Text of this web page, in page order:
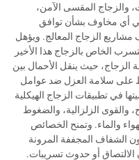
والزجاج المقسى الآمن،
أي مخاوف بشأن توافق
مشاريع الزجاج المعالج. ويؤهل
الخاص بالزجاج هذا الأخير
حيث ينقل الأحمال بين
على سلامة العزل ضد عوامل
في تطبيقات الزجاج الهيكلية
والقوى الزلزالية، والضغوط
والماء. وتمنح الخصائص
الشفاف المجففة المرونة
الالتصاق أو حدوث تسريبات.